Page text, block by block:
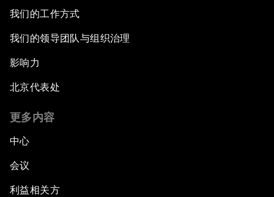
我们的工作方式
我们的领导团队与组织治理
影响力
北京代表处
更多内容
中心
会议
利益相关方